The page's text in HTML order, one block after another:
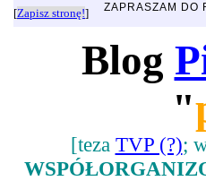
[Zapisz stronę!]
ZAPRASZAM DO
Blog
"
[teza TVP (?);